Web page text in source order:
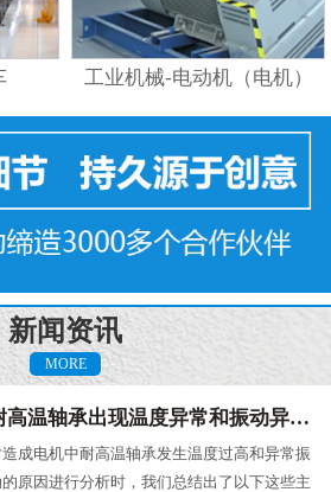
工业机械-电动机（电机）
新闻资讯
MORE
耐高温轴承出现温度异常和振动异常的原因有哪些？
造成电机中耐高温轴承发生温度过高和异常振
原因进行分析时，我们总结出了以下这些主